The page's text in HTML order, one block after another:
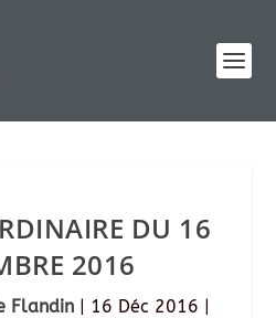
DU 16
2016
Flandin| 16 Déc 2016 |